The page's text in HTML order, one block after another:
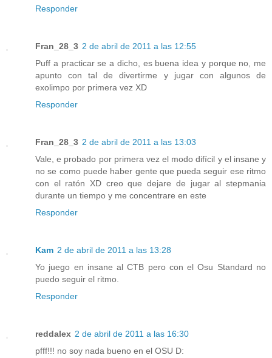
Responder
Fran_28_3 2 de abril de 2011 a las 12:55
Puff a practicar se a dicho, es buena idea y porque no, me
apunto con tal de divertirme y jugar con algunos de
exolimpo por primera vez XD
Responder
Fran_28_3 2 de abril de 2011 a las 13:03
Vale, e probado por primera vez el modo difícil y el insane y
no se como puede haber gente que pueda seguir ese ritmo
con el ratón XD creo que dejare de jugar al stepmania
durante un tiempo y me concentrare en este
Responder
Kam 2 de abril de 2011 a las 13:28
Yo juego en insane al CTB pero con el Osu Standard no
puedo seguir el ritmo.
Responder
reddalex 2 de abril de 2011 a las 16:30
pfff!!! no soy nada bueno en el OSU D: